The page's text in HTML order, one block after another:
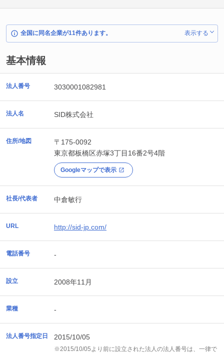
全国に同名企業が11件あります。 表示する
基本情報
法人番号 3030001082981
法人名 SID株式会社
住所/地図
〒175-0092
東京都板橋区赤塚3丁目16番2号4階
Googleマップで表示
社長/代表者 中倉敏行
URL http://sid-jp.com/
電話番号 -
設立 2008年11月
業種 -
法人番号指定日 2015/10/05
※2015/10/05より前に設立された法人の法人番号は、一律で